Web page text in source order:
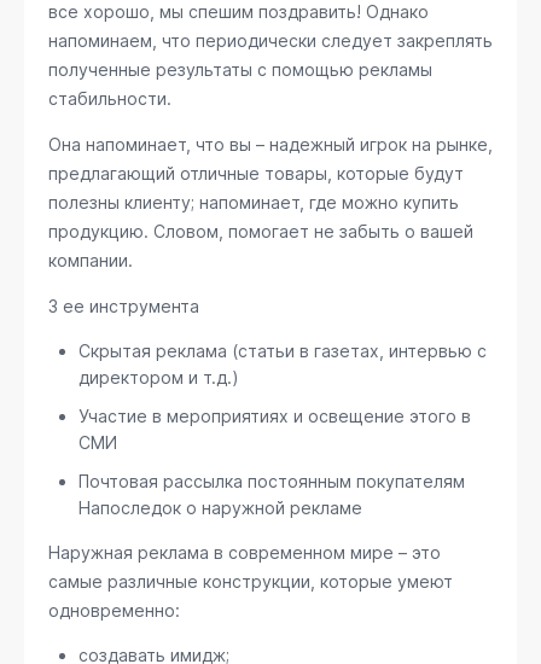
все хорошо, мы спешим поздравить! Однако
напоминаем, что периодически следует закреплять
полученные результаты с помощью рекламы
стабильности.
Она напоминает, что вы – надежный игрок на рынке,
предлагающий отличные товары, которые будут
полезны клиенту; напоминает, где можно купить
продукцию. Словом, помогает не забыть о вашей
компании.
3 ее инструмента
Скрытая реклама (статьи в газетах, интервью с
директором и т.д.)
Участие в мероприятиях и освещение этого в
СМИ
Почтовая рассылка постоянным покупателям
Напоследок о наружной рекламе
Наружная реклама в современном мире – это
самые различные конструкции, которые умеют
одновременно:
создавать имидж;